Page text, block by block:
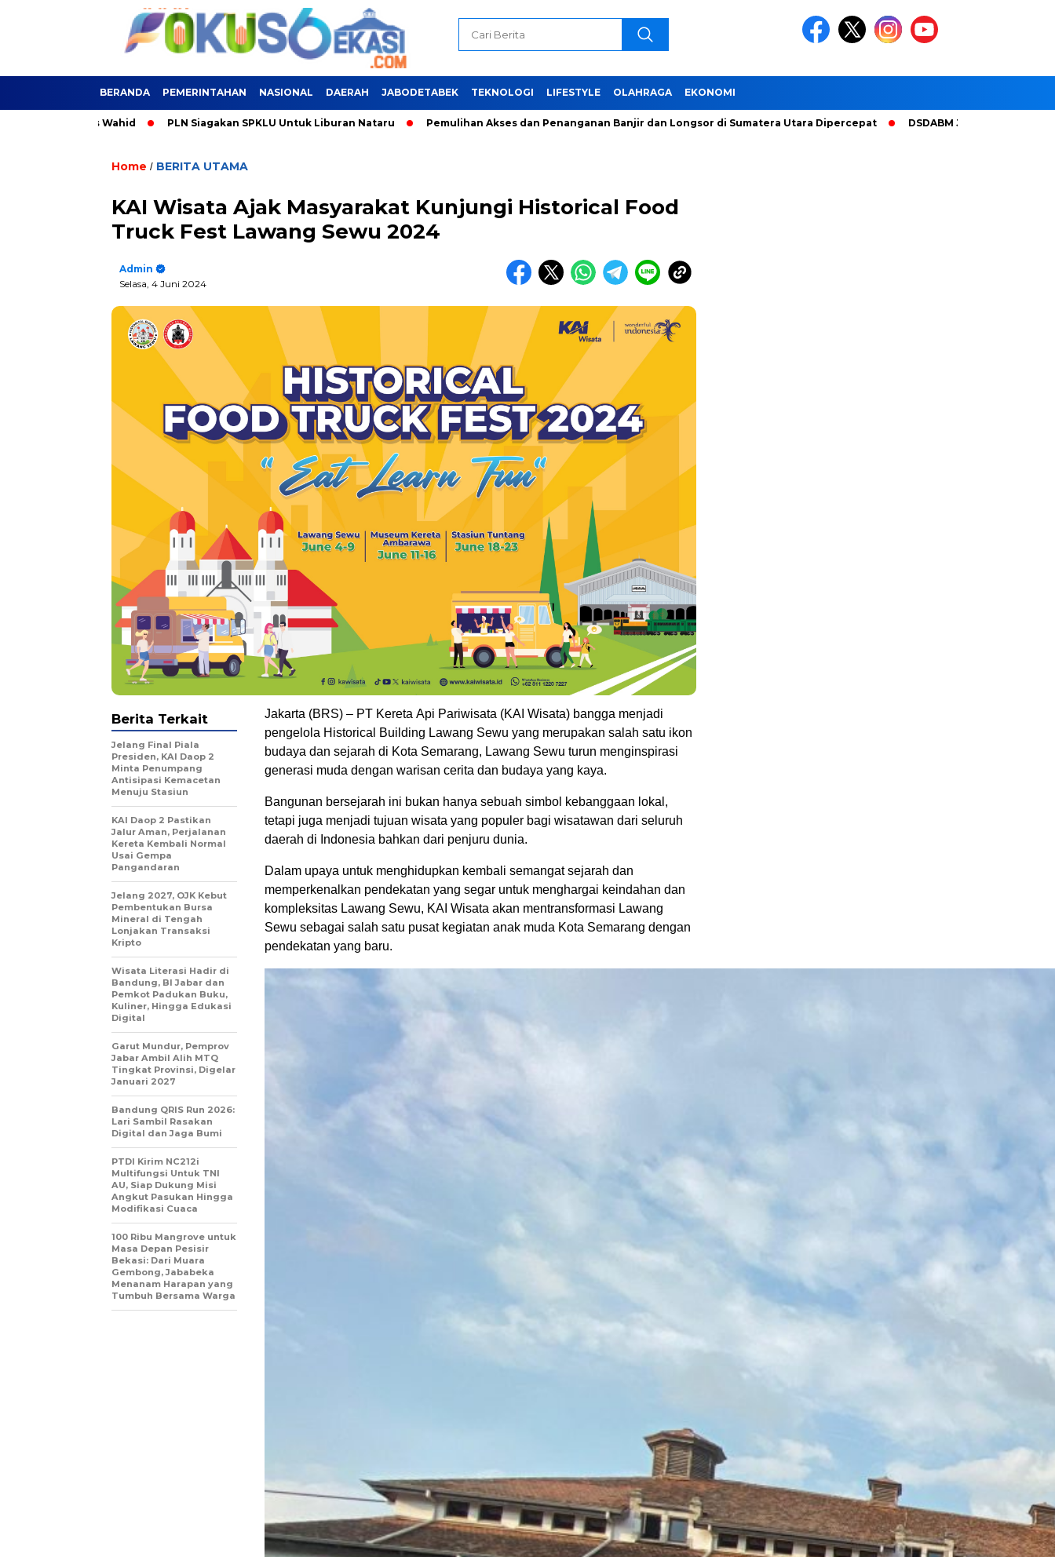
BERANDA PEMERINTAHAN NASIONAL DAERAH JABODETABEK TEKNOLOGI LIFESTYLE OLAHRAGA EKONOMI
PLN Siagakan SPKLU Untuk Liburan Nataru Pemulihan Akses dan Penanganan Banjir dan Longsor di Sumatera Utara Dipercepat DSDABM Jamin Jalan Mulus dan Nyaman Saat
Home / BERITA UTAMA
KAI Wisata Ajak Masyarakat Kunjungi Historical Food
Truck Fest Lawang Sewu 2024
Admin
Selasa, 4 Juni 2024
Jakarta (BRS) – PT Kereta Api Pariwisata (KAI Wisata) bangga menjadi
pengelola Historical Building Lawang Sewu yang merupakan salah satu ikon
budaya dan sejarah di Kota Semarang, Lawang Sewu turun menginspirasi
generasi muda dengan warisan cerita dan budaya yang kaya.
Bangunan bersejarah ini bukan hanya sebuah simbol kebanggaan lokal,
tetapi juga menjadi tujuan wisata yang populer bagi wisatawan dari seluruh
daerah di Indonesia bahkan dari penjuru dunia.
Dalam upaya untuk menghidupkan kembali semangat sejarah dan
memperkenalkan pendekatan yang segar untuk menghargai keindahan dan
kompleksitas Lawang Sewu, KAI Wisata akan mentransformasi Lawang
Sewu sebagai salah satu pusat kegiatan anak muda Kota Semarang dengan
pendekatan yang baru.
Berita Terkait
Jelang Final Piala
Presiden, KAI Daop 2
Minta Penumpang
Antisipasi Kemacetan
Menuju Stasiun
KAI Daop 2 Pastikan
Jalur Aman, Perjalanan
Kereta Kembali Normal
Usai Gempa
Pangandaran
Jelang 2027, OJK Kebut
Pembentukan Bursa
Mineral di Tengah
Lonjakan Transaksi
Kripto
Wisata Literasi Hadir di
Bandung, BI Jabar dan
Pemkot Padukan Buku,
Kuliner, Hingga Edukasi
Digital
Garut Mundur, Pemprov
Jabar Ambil Alih MTQ
Tingkat Provinsi, Digelar
Januari 2027
Bandung QRIS Run 2026:
Lari Sambil Rasakan
Digital dan Jaga Bumi
PTDI Kirim NC212i
Multifungsi Untuk TNI
AU, Siap Dukung Misi
Angkut Pasukan Hingga
Modifikasi Cuaca
100 Ribu Mangrove untuk
Masa Depan Pesisir
Bekasi: Dari Muara
Gembong, Jababeka
Menanam Harapan yang
Tumbuh Bersama Warga